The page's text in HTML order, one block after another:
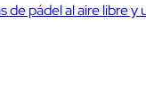
pádel al aire libre